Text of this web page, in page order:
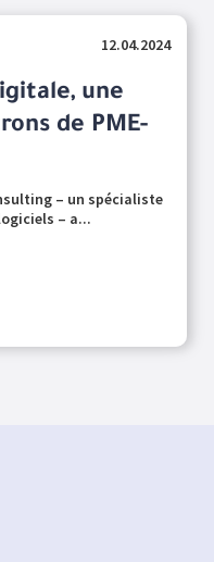
12.04.2024
une
de PME-
– un spécialiste
– a...